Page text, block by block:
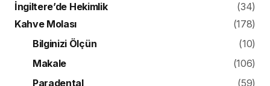
İngiltere’de Hekimlik
(34)
Kahve Molası
(178)
Bilginizi Ölçün
(10)
Makale
(106)
Paradental
(59)